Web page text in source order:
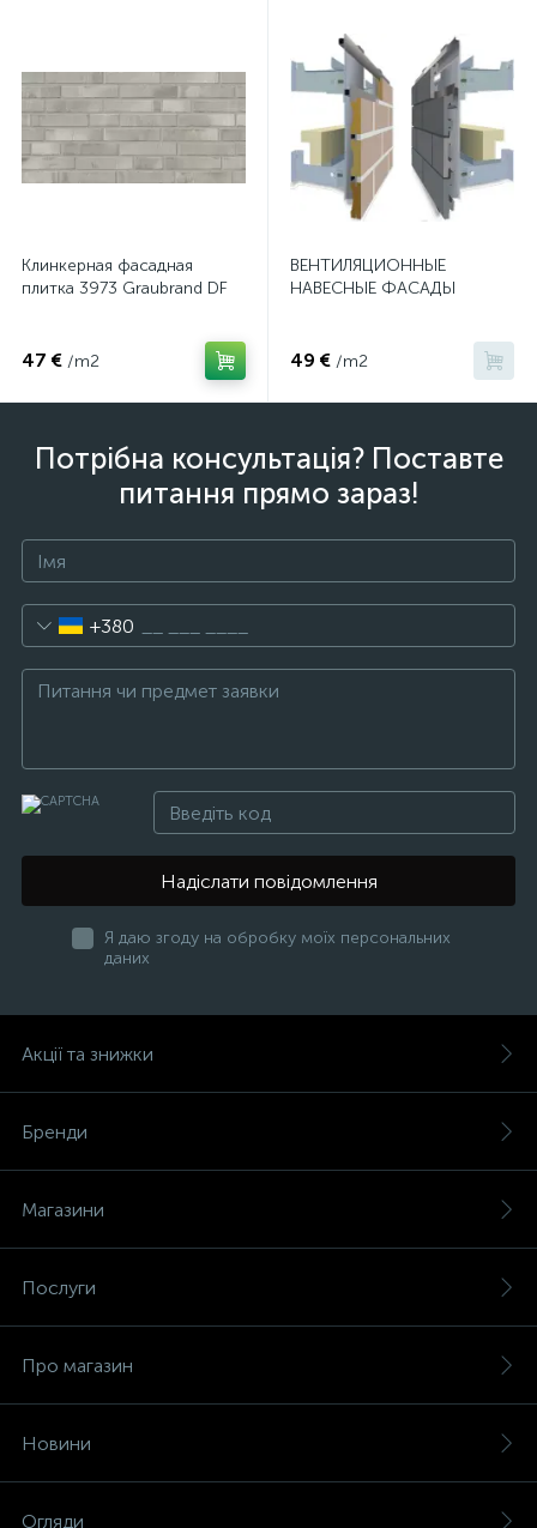
Клинкерная фасадная
плитка 3973 Graubrand DF
47 € /m2
ВЕНТИЛЯЦИОННЫЕ
НАВЕСНЫЕ ФАСАДЫ
49 € /m2
Потрібна консультація? Поставте
питання прямо зараз!
+380
Надіслати повідомлення
Я даю згоду на обробку моїх персональних
даних
Акції та знижки
Бренди
Магазини
Послуги
Про магазин
Новини
Огляди